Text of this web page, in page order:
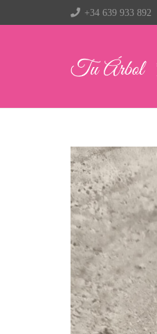
+34 639 933 892